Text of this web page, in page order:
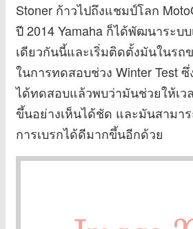
Stoner ก้าวไปถึงแชมป์โลก
ปี 2014 Yamaha ก็ได้พัฒนาระบ
เดียวกันนี้และเริ่มติดตั้งมันในรถ
ในการทดสอบช่วง Winter Test ซึ่
ได้ทดสอบแล้วพบว่ามันช่วยให้เว
ขึ้นอย่างเห็นได้ชัด และมันสามา
การเบรกได้ดีมากขึ้นอีกด้วย